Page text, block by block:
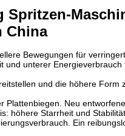
China
Bewegungen für
unterer
und die höhere Form
Neu
höhere Starrheit und Stabilität.
Ein